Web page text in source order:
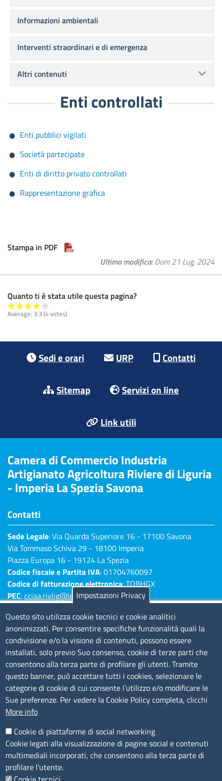
Enti controllati
Enti pubblici vigilati
Società partecipate
Enti di diritto privato controllati
Rappresentazione grafica
Stampa in PDF
Ultima modifica Dom 21 Lug, 2024
Quanto ti è stata utile questa pagina?
Average: 3.3(4 votes)
Informazioni ambientali
Interventi straordinari e di emergenza
Altri contenuti
Sedi e orari URP Contatti
Sitemap Servizi on line
Link utili
Camera di Commercio Industria
Artigianato Agricoltura Riviere di Liguria
- Imperia La Spezia Savona
Contatti
Sede Legale: Via Quarda Superiore 16 - 17100 Savona
Via Tommaso Schiva 29 - 18100 Imperia
Piazza Europa 16 - 19124 La Spezia
Codice fiscale e Partita IVA: 01704760097
Codice di fatturazione elettronica: TQBHGX
PEC:cciaa.rivlig@legalmail.it
Imperia 0183 7931 - La Spezia 0187 7281
Amministrazione Trasparente
Consulta tutte le sezioni
Bilanci
Bandi di concorso
Procedimenti
Provvedimenti
Sito web
Note legali
Privacy policy
Impostazioni Privacy
Questo sito utilizza cookie tecnici e cookie analitici
anonimizzati. Per consentire specifiche funzionalità quali la
condivisione e/o la visione di contenuti, possono essere
installati, solo previo Suo consenso, cookie di terze parti che
consentono alla terza parte di profilare gli utenti. Tramite
questo banner, può accettare tutti i cookies, selezionare le
categorie di cookie di cui consente l’utilizzo e/o modificare le
Sue preferenze. Per vedere la Cookie Policy completa, clicchi
More info
Cookie di piattaforme di social networking
Cookie legati alla visualizzazione di pagine social e contenuti
multimediali incorporati, che consentono alla terza parte di
profilare l'utente.